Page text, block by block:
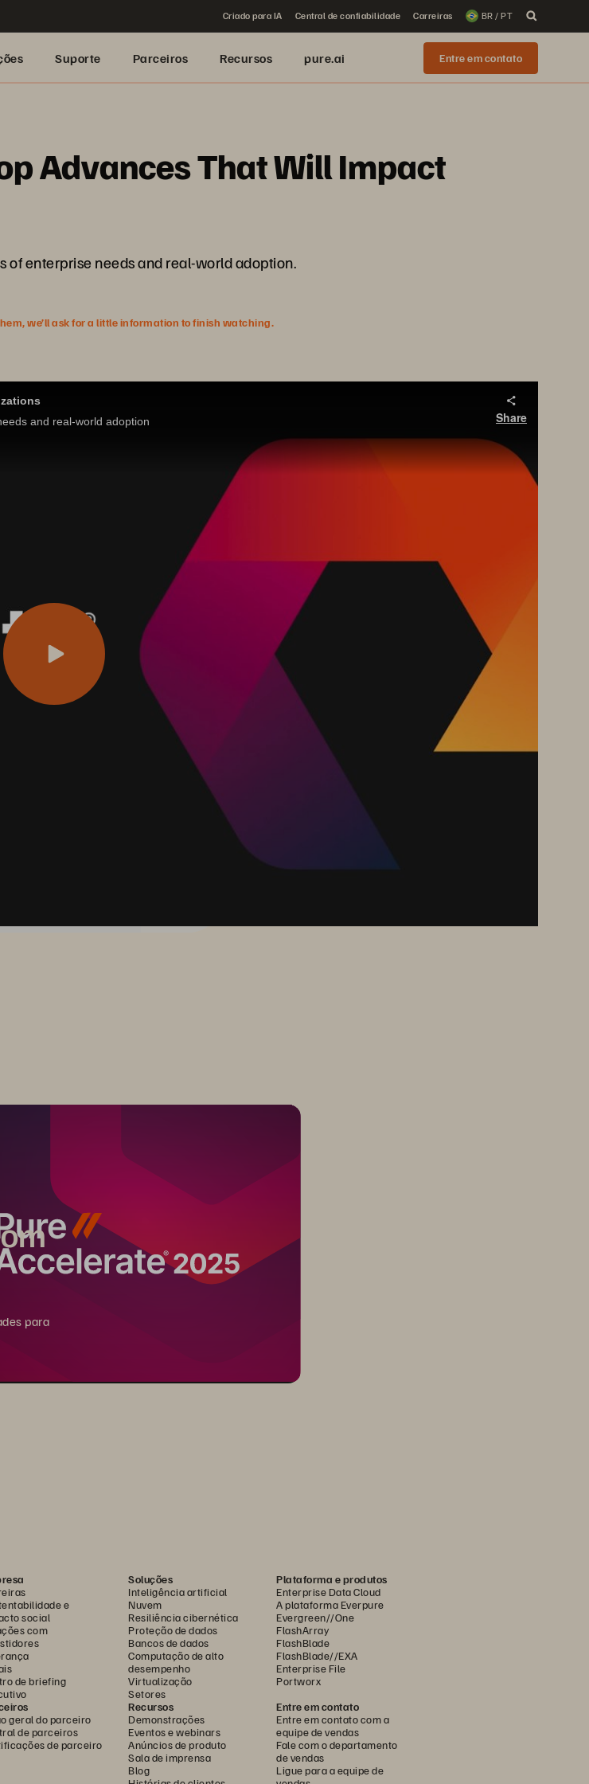
Criado para IA Central de confiabilidade Carreiras BR / PT
Suporte Parceiros Recursos pure.ai Entre em contato
Advances That Will Impact
enterprise needs and real-world adoption.
we’ll ask for a little information to finish watching.
and real-world adoption
Share
para
e
social
com
de briefing
Soluções
Inteligência artificial
Nuvem
Resiliência cibernética
Proteção de dados
Bancos de dados
Computação de alto
desempenho
Virtualização
Setores
Plataforma e produtos
Enterprise Data Cloud
A plataforma Everpure
Evergreen//One
FlashArray
FlashBlade
FlashBlade//EXA
Enterprise File
Portworx
geral do parceiro
de parceiros
de parceiro
Recursos
Demonstrações
Eventos e webinars
Anúncios de produto
Sala de imprensa
Blog
Entre em contato
Entre em contato com a
equipe de vendas
Fale com o departamento
de vendas
Ligue para a equipe de